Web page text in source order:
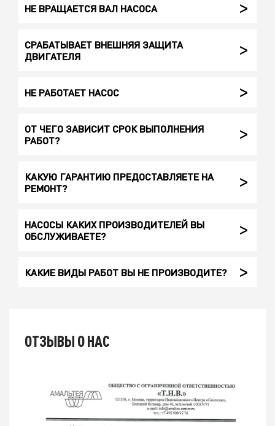
НЕ ВРАЩАЕТСЯ ВАЛ НАСОСА
СРАБАТЫВАЕТ ВНЕШНЯЯ ЗАЩИТА
ДВИГАТЕЛЯ
НЕ РАБОТАЕТ НАСОС
ОТ ЧЕГО ЗАВИСИТ СРОК ВЫПОЛНЕНИЯ
РАБОТ?
КАКУЮ ГАРАНТИЮ ПРЕДОСТАВЛЯЕТЕ НА
РЕМОНТ?
НАСОСЫ КАКИХ ПРОИЗВОДИТЕЛЕЙ ВЫ
ОБСЛУЖИВАЕТЕ?
КАКИЕ ВИДЫ РАБОТ ВЫ НЕ ПРОИЗВОДИТЕ?
ОТЗЫВЫ О НАС